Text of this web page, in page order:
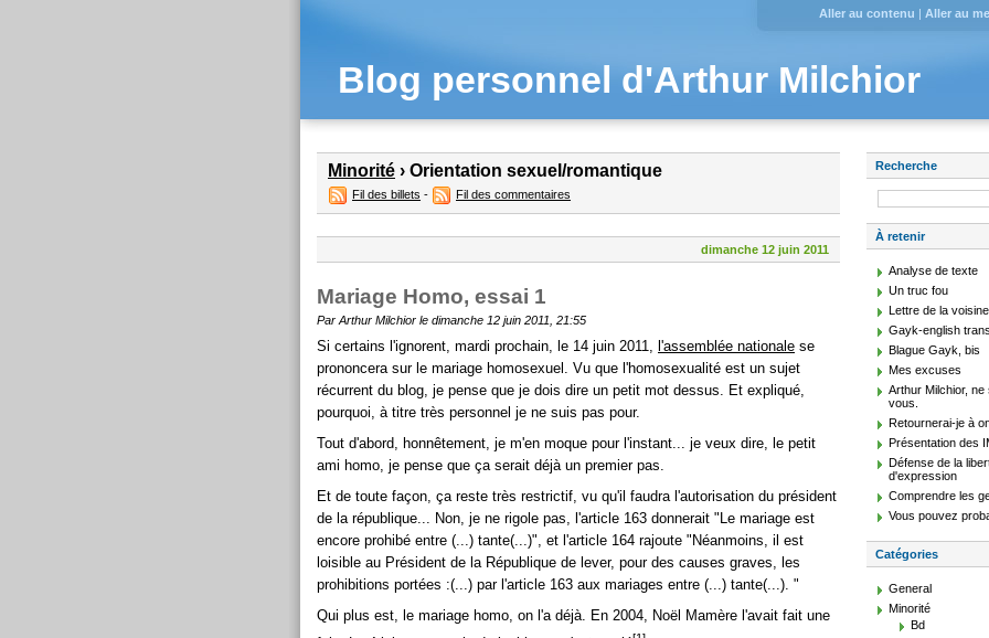
Blog personnel d'Arthur Milchior
Aller au contenu | Aller au
Minorité › Orientation sexuel/romantique
Fil des billets - Fil des commentaires
dimanche 12 juin 2011
Mariage Homo, essai 1
Par Arthur Milchior le dimanche 12 juin 2011, 21:55
Si certains l'ignorent, mardi prochain, le 14 juin 2011, l'assemblée nationale se
prononcera sur le mariage homosexuel. Vu que l'homosexualité est un sujet
récurrent du blog, je pense que je dois dire un petit mot dessus. Et expliqué,
pourquoi, à titre très personnel je ne suis pas pour.
Tout d'abord, honnêtement, je m'en moque pour l'instant... je veux dire, le petit
ami homo, je pense que ça serait déjà un premier pas.
Et de toute façon, ça reste très restrictif, vu qu'il faudra l'autorisation du président
de la république... Non, je ne rigole pas, l'article 163 donnerait "Le mariage est
encore prohibé entre (...) tante(...)", et l'article 164 rajoute "Néanmoins, il est
loisible au Président de la République de lever, pour des causes graves, les
prohibitions portées :(...) par l'article 163 aux mariages entre (...) tante(...). "
Qui plus est, le mariage homo, on l'a déjà. En 2004, Noël Mamère l'avait fait une
Recherche
À retenir
Analyse de texte
Un truc fou
Lettre de la
Gayk-english
Blague Gayk, bis
Mes excuses
Arthur Milchior,
vous.
Retournerai-je à
Présentation des
Défense de la
d'expression
Comprendre les
Vous pouvez
Catégories
General
Minorité
Bd